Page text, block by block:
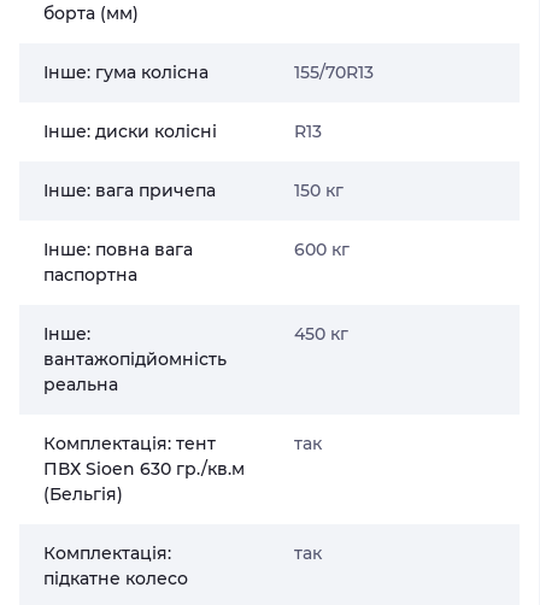
борта (мм)
Інше: гума колісна 155/70R13
Інше: диски колісні R13
Інше: вага причепа 150 кг
Інше: повна вага
паспортна
600 кг
Інше:
вантажопідйомність
реальна
450 кг
Комплектація: тент
ПВХ Sioen 630 гр./кв.м
(Бельгія)
так
Комплектація:
підкатне колесо
так